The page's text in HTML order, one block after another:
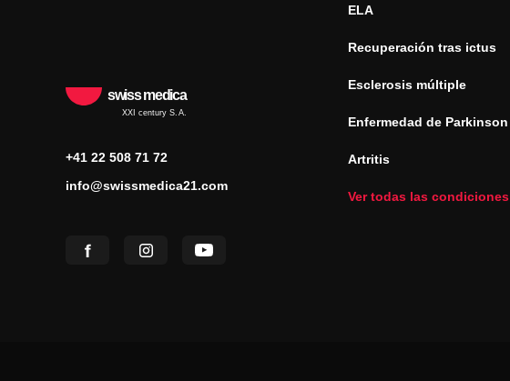
swiss medica
XXI century S.A.
+41 22 508 71 72
info@swissmedica21.com
ELA
Recuperación tras ictus
Esclerosis múltiple
Enfermedad de Parkinson
Artritis
Ver todas las condiciones